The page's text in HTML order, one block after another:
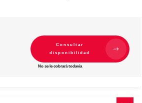
Consultar
disponibilidad
No se le cobrará todavía